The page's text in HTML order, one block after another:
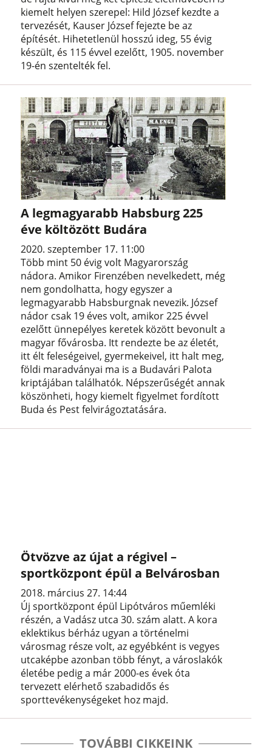
kiemelt helyen szerepel: Hild József kezdte a
tervezését, Kauser József fejezte be az
építését. Hihetetlenül hosszú ideg, 55 évig
készült, és 115 évvel ezelőtt, 1905. november
19-én szentelték fel.
A legmagyarabb Habsburg 225
éve költözött Budára
2020. szeptember 17. 11:00
Több mint 50 évig volt Magyarország
nádora. Amikor Firenzében nevelkedett, még
nem gondolhatta, hogy egyszer a
legmagyarabb Habsburgnak nevezik. József
nádor csak 19 éves volt, amikor 225 évvel
ezelőtt ünnepélyes keretek között bevonult a
magyar fővárosba. Itt rendezte be az életét,
itt élt feleségeivel, gyermekeivel, itt halt meg,
földi maradványai ma is a Budavári Palota
kriptájában találhatók. Népszerűségét annak
köszönheti, hogy kiemelt figyelmet fordított
Buda és Pest felvirágoztatására.
Ötvözve az újat a régivel –
sportközpont épül a Belvárosban
2018. március 27. 14:44
Új sportközpont épül Lipótváros műemléki
részén, a Vadász utca 30. szám alatt. A kora
eklektikus bérház ugyan a történelmi
városmag része volt, az egyébként is vegyes
utcaképbe azonban több fényt, a városlakók
életébe pedig a már 2000-es évek óta
tervezett elérhető szabadidős és
sporttevékenységeket hoz majd.
TOVÁBBI CIKKEINK